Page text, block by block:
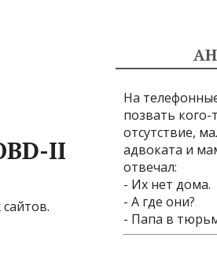
II
На
позвать кого-
отсутствие,
адвоката и
отвечал:
- Их нет дома.
- А где они?
- Папа в